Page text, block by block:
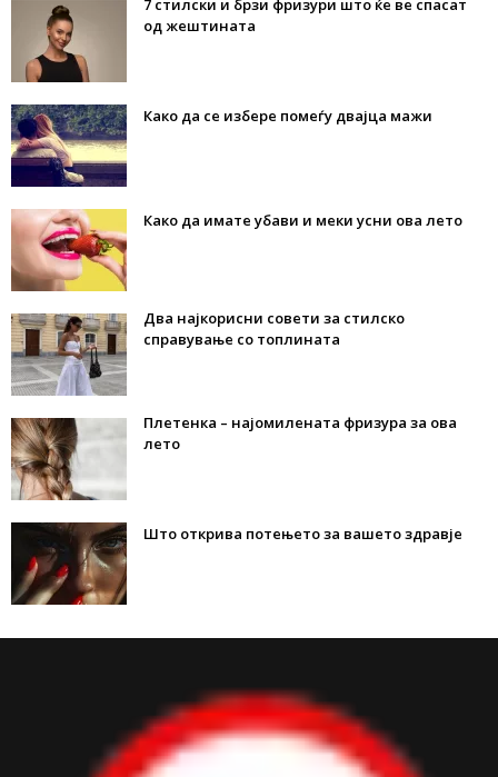
7 стилски и брзи фризури што ќе ве спасат
од жештината
Како да се избере помеѓу двајца мажи
Како да имате убави и меки усни ова лето
Два најкорисни совети за стилско
справување со топлината
Плетенка – најомилената фризура за ова
лето
Што открива потењето за вашето здравје